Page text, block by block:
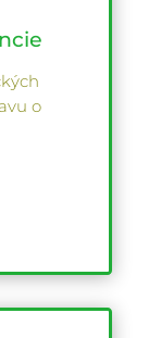
o